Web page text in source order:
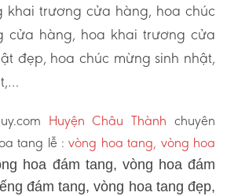
khai trương cửa hàng, hoa chúc
cửa hàng, hoa khai trương cửa
đẹp, hoa chúc mừng sinh nhật,
Huyện Châu Thành chuyên
tang lễ :vòng hoa tang, vòng hoa
hoa đám tang, vòng hoa đám
đám tang, vòng hoa tang đẹp,